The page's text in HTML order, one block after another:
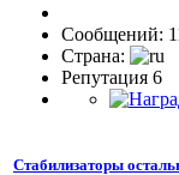
Сообщений:
Страна:
Репутация 6
Стабилизаторы